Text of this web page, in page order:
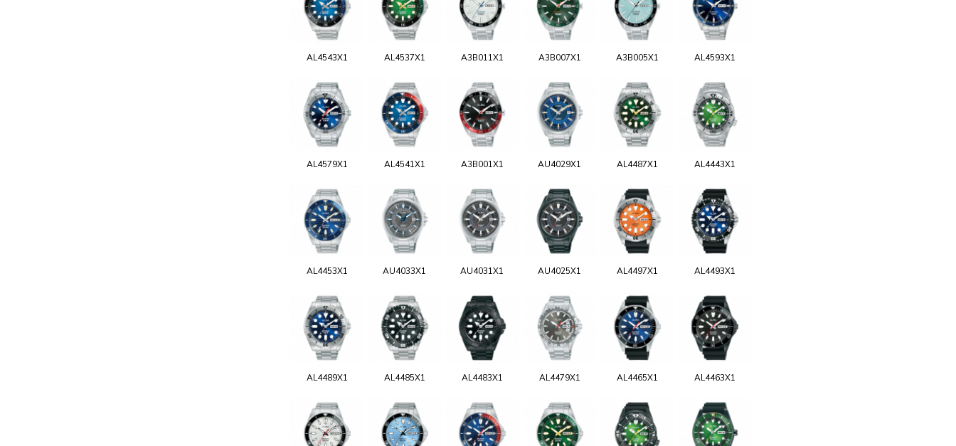
AL4543X1 AL4537X1 A3B011X1 A3B007X1 A3B005X1 AL4593X1
AL4579X1 AL4541X1 A3B001X1 AU4029X1 AL4487X1 AL4443X1
AL4453X1 AU4033X1 AU4031X1 AU4025X1 AL4497X1 AL4493X1
AL4489X1 AL4485X1 AL4483X1 AL4479X1 AL4465X1 AL4463X1